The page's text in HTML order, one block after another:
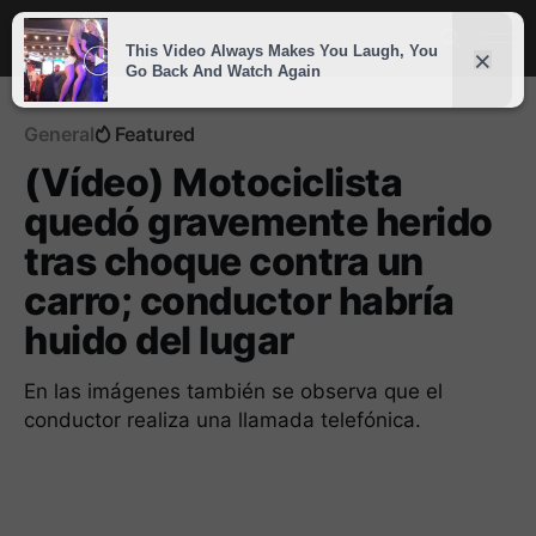
General Featured
(Vídeo) Motociclista
quedó gravemente herido
tras choque contra un
carro; conductor habría
huido del lugar
En las imágenes también se observa que el
conductor realiza una llamada telefónica.